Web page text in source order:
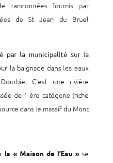
randonnées fournis par
de St Jean du Bruel
par la municipalité sur la
la baignade dans les eaux
C’est une rivière
de 1 ère catégorie (riche
dans le massif du Mont
« Maison de l’Eau » se